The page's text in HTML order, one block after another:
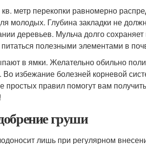
метр перекопки равномерно
молодых. Глубина закладки не
деревьев. Мульча долго сохраняет
полезными элементами в
в ямки. Желательно обильно
избежание болезней корневой
правил помогут вам
груши
лишь при регулярном